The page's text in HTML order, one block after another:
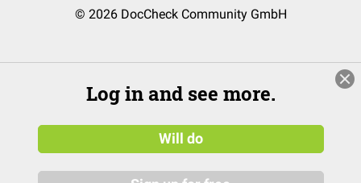
© 2026 DocCheck Community GmbH
Log in and see more.
Will do